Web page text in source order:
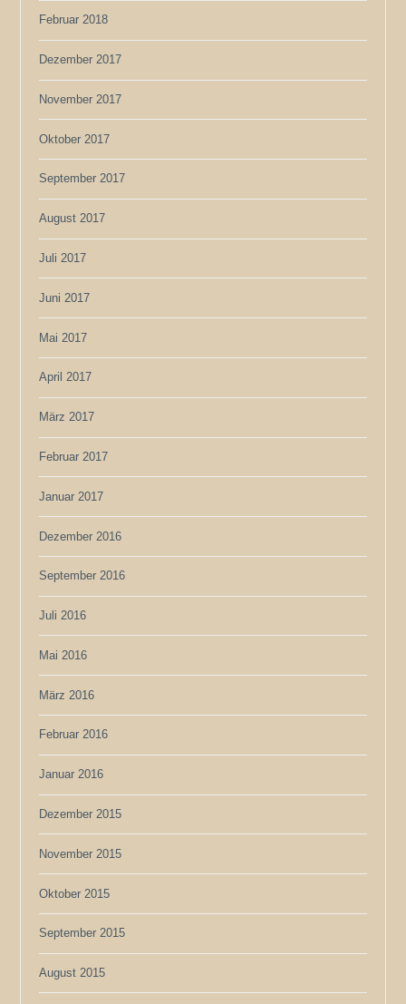
Februar 2018
Dezember 2017
November 2017
Oktober 2017
September 2017
August 2017
Juli 2017
Juni 2017
Mai 2017
April 2017
März 2017
Februar 2017
Januar 2017
Dezember 2016
September 2016
Juli 2016
Mai 2016
März 2016
Februar 2016
Januar 2016
Dezember 2015
November 2015
Oktober 2015
September 2015
August 2015